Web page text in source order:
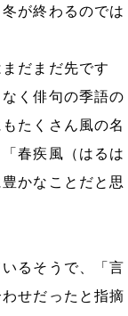
が終わるのでは
だまだ先です
く俳句の季語の
たくさん風の名
春疾風（はるは
かなことだと思
るそうで、「言
せだったと指摘